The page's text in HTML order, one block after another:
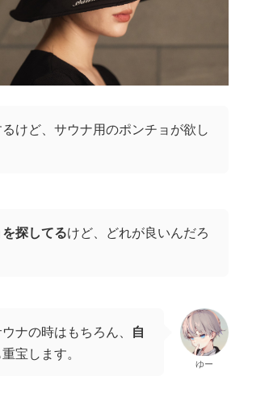
るけど、サウナ用のポンチョが欲し
探してるけど、どれが良いんだろ
ナの時はもちろん、 自
宝します。
ゆー